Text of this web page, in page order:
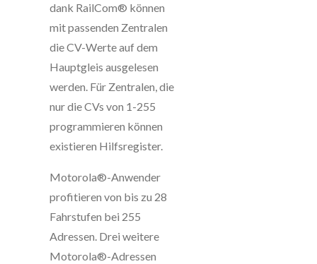
dank RailCom® können
mit passenden Zentralen
die CV-Werte auf dem
Hauptgleis ausgelesen
werden. Für Zentralen, die
nur die CVs von 1-255
programmieren können
existieren Hilfsregister.
Motorola®-Anwender
profitieren von bis zu 28
Fahrstufen bei 255
Adressen. Drei weitere
Motorola®-Adressen